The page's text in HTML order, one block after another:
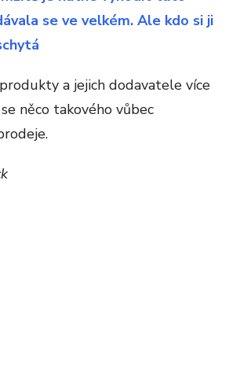
se ve velkém. Ale kdo si ji
a jejich dodavatele více
něco takového vůbec